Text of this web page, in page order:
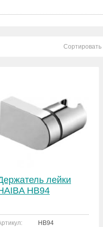
Сортировать
лейки
HB94
HB94